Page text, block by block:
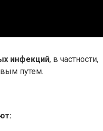
инфекций, в частности,
путем.